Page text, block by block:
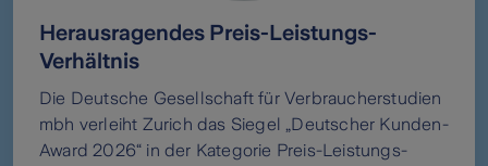
Herausragendes Preis-Leistungs-
Verhältnis
Die Deutsche Gesellschaft für Verbraucherstudien
mbh verleiht Zurich das Siegel „Deutscher Kunden-
Award 2026“ in der Kategorie Preis-Leistungs-